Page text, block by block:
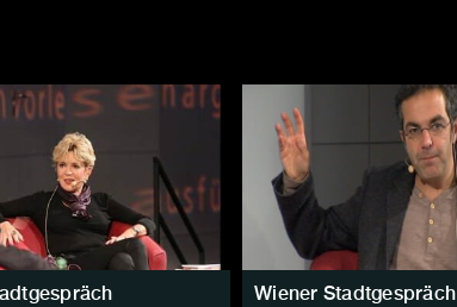
Wiener Stadtgespräch